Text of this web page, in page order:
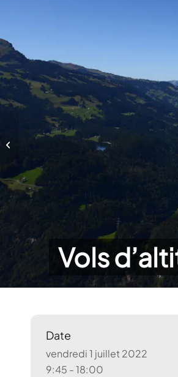
Vols
Date
vendredi 1 juillet 2022
9:45 - 18:00